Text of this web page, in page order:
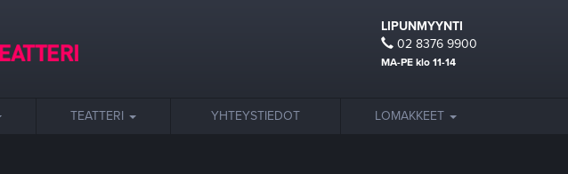
LIPUNMYYNTI
02 8376 9900
MA-PE klo 11-14
TEATTERI YHTEYSTIEDOT LOMAKKEET